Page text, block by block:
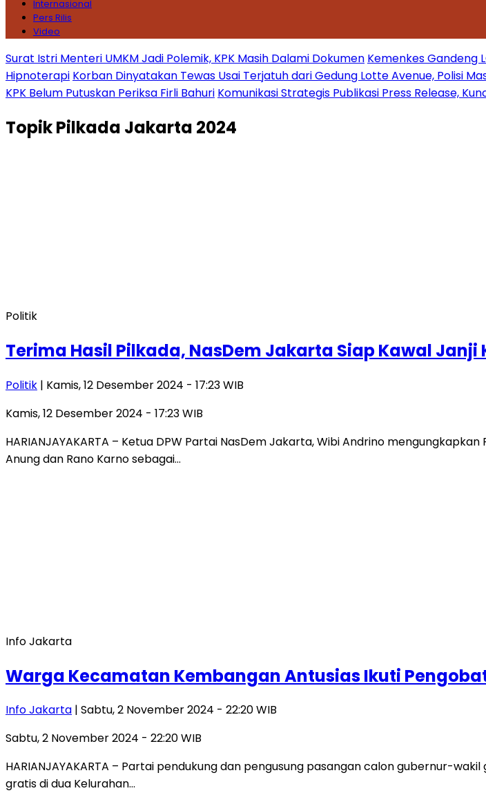
Internasional
Pers Rilis
Video
Surat Istri Menteri UMKM Jadi Polemik, KPK Masih Dalami Dokumen Kemenkes Gandeng
Hipnoterapi Korban Dinyatakan Tewas Usai Terjatuh dari Gedung Lotte Avenue, Polisi
KPK Belum Putuskan Periksa Firli Bahuri Komunikasi Strategis Publikasi Press Release,
TopikPilkada Jakarta 2024
Politik
Terima Hasil Pilkada, NasDem Jakarta Siap Kawal
Politik | Kamis, 12 Desember 2024 - 17:23 WIB
Kamis, 12 Desember 2024 - 17:23 WIB
HARIANJAYAKARTA – Ketua DPW Partai NasDem Jakarta, Wibi Andrino
Anung dan Rano Karno sebagai…
Info Jakarta
Warga Kecamatan Kembangan Antusias Ikuti
Info Jakarta | Sabtu, 2 November 2024 - 22:20 WIB
Sabtu, 2 November 2024 - 22:20 WIB
HARIANJAYAKARTA – Partai pendukung dan pengusung pasangan calon gubernur-
gratis di dua Kelurahan…